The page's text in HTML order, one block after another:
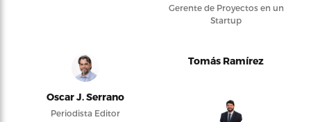
Gerente de Proyectos en un
Startup
Oscar J. Serrano
Periodista Editor
Tomás Ramírez